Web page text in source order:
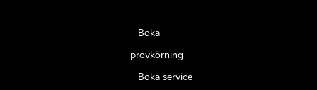
Boka
provkörning
Boka service